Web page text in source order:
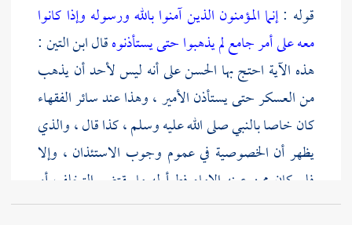
قوله :إنما المؤمنون الذين آمنوا بالله ورسوله وإذا كانوا
معه على أمر جامع لم يذهبوا حتى يستأذنوهقالابن التين:
هذه الآية احتج بها الحسنعلى أنه ليس لأحد أن يذهب
من العسكر حتى يستأذن الأمير ، وهذا عند سائر الفقهاء
كان خاصا بالنبي صلى الله عليه وسلم ، كذا قال ، والذي
يظهر أن الخصوصية في عموم وجوب الاستئذان ، وإلا
فلو كان ممن عينه الإمام فطرأ له ما يقتضي التخلف أو
الرجوع فإنه يحتاج إلى الاستئذان .